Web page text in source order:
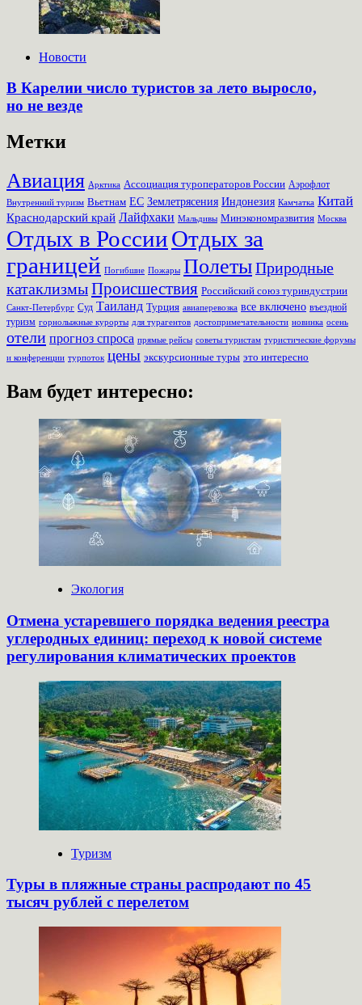
Новости
В Карелии число туристов за лето выросло,
но не везде
Метки
Авиация Арктика Ассоциация туроператоров России Аэрофлот
Внутренний туризм Вьетнам ЕС Землетрясения Индонезия Камчатка Китай
Краснодарский край Лайфхаки Мальдивы Минэкономразвития Москва
Отдых в РоссииОтдых за
границей Погибшие Пожары ПолетыПриродные
катаклизмыПроисшествия Российский союз туриндустрии
Санкт-Петербург Суд Таиланд Турция авиаперевозка все включено въездной
туризм горнолыжные курорты для турагентов достопримечательности новинка осень
отели прогноз спроса прямые рейсы советы туристам туристические форумы
и конференции турпоток цены экскурсионные туры это интересно
Вам будет интересно:
Экология
Отмена устаревшего порядка ведения реестра
углеродных единиц: переход к новой системе
регулирования климатических проектов
Туризм
Туры в пляжные страны распродают по 45
тысяч рублей с перелетом